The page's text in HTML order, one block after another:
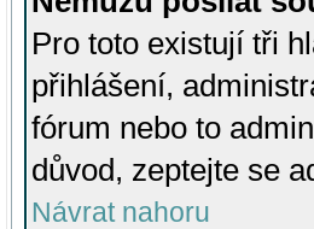
Pro toto existují tři
přihlášení,
fórum nebo to
důvod, zeptejte se
Návrat nahoru